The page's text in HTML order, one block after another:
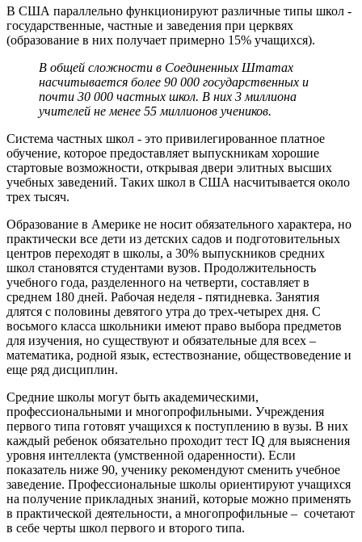
В США параллельно функционируют различные типы школ -
государственные, частные и заведения при церквях
(образование в них получает примерно 15% учащихся).
В общей сложности в Соединенных Штатах
насчитывается более 90 000 государственных и
почти 30 000 частных школ. В них 3 миллиона
учителей не менее 55 миллионов учеников.
Система частных школ - это привилегированное платное
обучение, которое предоставляет выпускникам хорошие
стартовые возможности, открывая двери элитных высших
учебных заведений. Таких школ в США насчитывается около
трех тысяч.
Образование в Америке не носит обязательного характера, но
практически все дети из детских садов и подготовительных
центров переходят в школы, а 30% выпускников средних
школ становятся студентами вузов. Продолжительность
учебного года, разделенного на четверти, составляет в
среднем 180 дней. Рабочая неделя - пятидневка. Занятия
длятся с половины девятого утра до трех-четырех дня. С
восьмого класса школьники имеют право выбора предметов
для изучения, но существуют и обязательные для всех –
математика, родной язык, естествознание, обществоведение и
еще ряд дисциплин.
Средние школы могут быть академическими,
профессиональными и многопрофильными. Учреждения
первого типа готовят учащихся к поступлению в вузы. В них
каждый ребенок обязательно проходит тест IQ для выяснения
уровня интеллекта (умственной одаренности). Если
показатель ниже 90, ученику рекомендуют сменить учебное
заведение. Профессиональные школы ориентируют учащихся
на получение прикладных знаний, которые можно применять
в практической деятельности, а многопрофильные – сочетают
в себе черты школ первого и второго типа.